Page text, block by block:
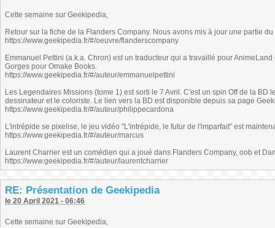
Cette semaine sur Geekipedia,
Retour sur la fiche de la Flanders Company. Nous avons mis à jour une partie
https://www.geekipedia.fr/#/oeuvre/flanderscompany
Emmanuel Pettini (a.k.a. Chron) est un traducteur qui a travaillé pour
Gorges pour Omake Books.
https://www.geekipedia.fr/#/auteur/emmanuelpettini
Les Legendaires Missions (tome 1) est sorti le 7 Avril. C'est un spin Off de la
dessinateur et le coloriste. Le lien vers la BD est disponible depuis sa page
https://www.geekipedia.fr/#/auteur/philippecardona
L'intrépide se pixelise, le jeu vidéo "L'intrépide, le futur de l'imparfait" est
https://www.geekipedia.fr/#/auteur/marcus
Laurent Charrier est un comédien qui a joué dans Flanders Company, oob et
https://www.geekipedia.fr/#/auteur/laurentcharrier
RE: Présentation de Geekipedia
le 20 April 2021 - 06:46
Cette semaine sur Geekipedia,